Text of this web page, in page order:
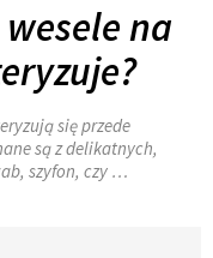
na
się przede
są z delikatnych,
szyfon, czy …